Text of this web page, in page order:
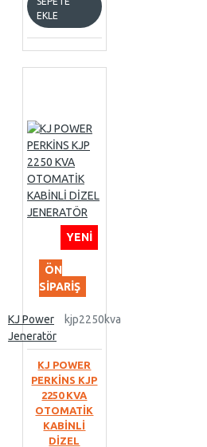
EKLE
YENI
ÖN
SIPARIŞ
KJ Power
Jeneratör
kjp2250kva
KJ POWER
PERKİNS KJP
2250 KVA
OTOMATİK
KABİNLİ
DİZEL